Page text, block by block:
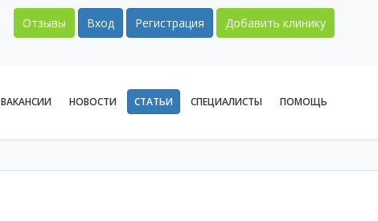
Отзывы Вход Регистрация Добавить клинику
ВАКАНСИИ НОВОСТИ СТАТЬИ СПЕЦИАЛИСТЫ ПОМОЩЬ